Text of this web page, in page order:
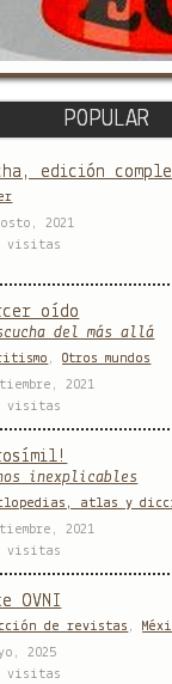
POPULAR
edición
2021
visitas
oído
del más allá
,Otros mundos
2021
visitas
inexplicables
atlas y
2021
visitas
OVNI
de revistas ,
2025
visitas